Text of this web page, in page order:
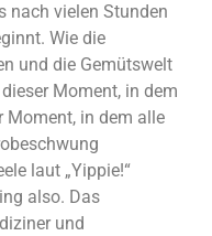
nach vielen Stunden
Wie die
und die Gemütswelt
Moment, in dem
Moment, in dem alle
laut „Yippie!“
also. Das
und